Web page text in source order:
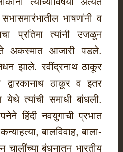
भाषणांनी व
प्रतिमा त्यांनी उजळून
अकस्मात आजारी पडले.
झाले. रवींद्रनाथ ठाकूर
द्वारकानाथ ठाकूर व इतर
येथे त्यांची समाधी बांधली.
हिंदी नवयुगाची प्रभात
बालविवाह, बाला-
चालींच्या बंधनातून भारतीय